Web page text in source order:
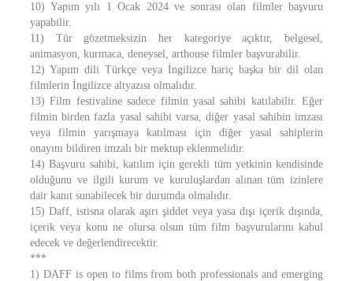
10) Yapım yılı 1 Ocak 2024 ve sonrası olan filmler başvuru
yapabilir.
11) Tür gözetmeksizin her kategoriye açıktır, belgesel,
animasyon, kurmaca, deneysel, arthouse filmler başvurabilir.
12) Yapım dili Türkçe veya İngilizce hariç başka bir dil olan
filmlerin İngilizce altyazısı olmalıdır.
13) Film festivaline sadece filmin yasal sahibi katılabilir. Eğer
filmin birden fazla yasal sahibi varsa, diğer yasal sahibin imzası
veya filmin yarışmaya katılması için diğer yasal sahiplerin
onayını bildiren imzalı bir mektup eklenmelidir.
14) Başvuru sahibi, katılım için gerekli tüm yetkinin kendisinde
olduğunu ve ilgili kurum ve kuruluşlardan alınan tüm izinlere
dair kanıt sunabilecek bir durumda olmalıdır.
15) Daff, istisna olarak aşırı şiddet veya yasa dışı içerik dışında,
içerik veya konu ne olursa olsun tüm film başvurularını kabul
edecek ve değerlendirecektir.
***
1) DAFF is open to films from both professionals and emerging